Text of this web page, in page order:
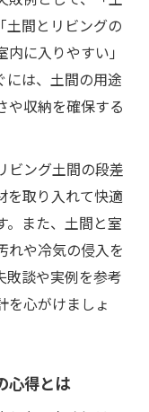
土間とリビングの
に入りやすい」
には、土間の用途
や収納を確保する
ビング土間の段差
を取り入れて快適
。また、土間と室
れや冷気の侵入を
敗談や実例を参考
を心がけましょ
心得とは